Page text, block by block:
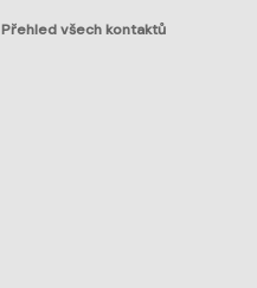
Přehled všech kontaktů